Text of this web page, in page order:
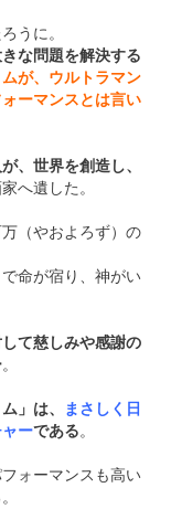
うに。
な問題を解決する
が、ウルトラマン
ーマンスとは言い
、世界を創造し、
へ遺した。
（やおよろず）の
命が宿り、神がい
て慈しみや感謝の
。
」は、
まさしく日
ーである。
ォーマンスも高い